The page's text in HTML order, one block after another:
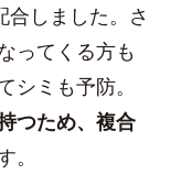
合しました。さ
ってくる方も
シミも予防。
つため、複合
。